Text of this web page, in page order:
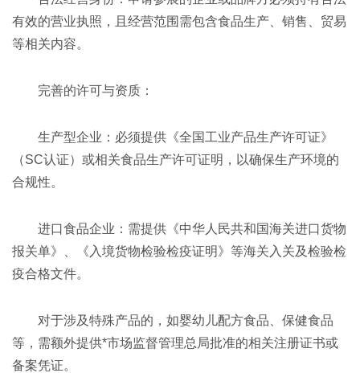
有效的营业执照，且经营范围需包含食品生产、销售、贸易
等相关内容。
完善的许可与资质：
生产型企业：必须提供《全国工业产品生产许可证》
（SC认证）或相关食品生产许可证明，以确保生产环境的
合规性。
进口食品企业：需提供《中华人民共和国海关进口货物
报关单》、《入境货物检验检疫证明》等海关入关及检验检
疫合格文件。
对于涉及特殊产品的，如婴幼儿配方食品、保健食品
等，需额外提供*市场监督管理总局批准的相关注册证书或
备案凭证。